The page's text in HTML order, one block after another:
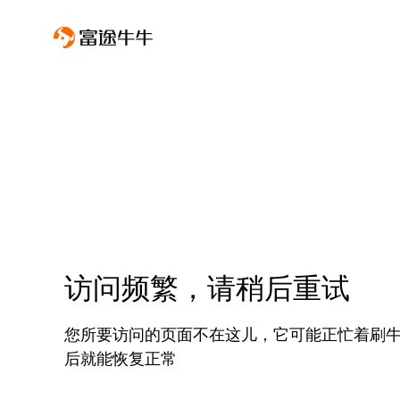
访问频繁，请稍后重试
您所要访问的页面不在这儿，它可能正忙着刷
后就能恢复正常